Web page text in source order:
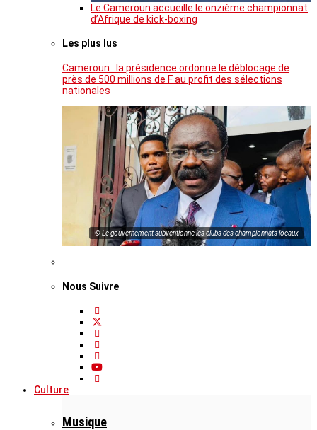
Le Cameroun accueille le onzième championnat
d’Afrique de kick-boxing
Les plus lus
Cameroun : la présidence ordonne le déblocage de
près de 500 millions de F au profit des sélections
nationales
© Le gouvernement subventionne les clubs des championnats locaux
Nous Suivre
Culture
Musique